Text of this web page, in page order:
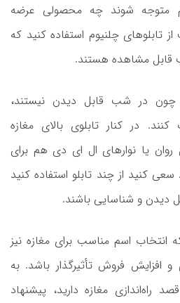
متوجه شوند چه محصولی عرضه
تابلوهای چلنیوم استفاده کنید که
قابل مشاهده هستند.
چون در شب قابل دیدن نیستند،
در کنار تابلوی بالای مغازه
روان یا نوارهای ال ای دی هم برای
کنید از چند تابلو استفاده کنید
دیدن و شناسایی باشند.
انتخاب اسم مناسب برای مغازه نیز
فروش تأثیرگذار باشد. به
راه‌اندازی مغازه دارید، پیشنهاد